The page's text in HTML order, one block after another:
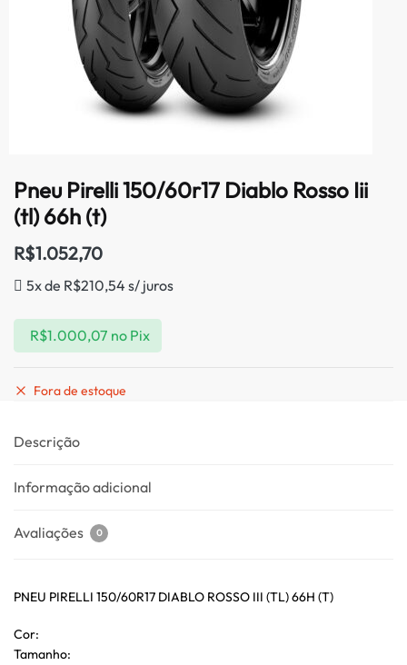
Pneu Pirelli 150/60r17 Diablo Rosso Iii
(tl) 66h (t)
R$1.052,70
5x de R$210,54 s/ juros
R$1.000,07 no Pix
Fora de estoque
Descrição
Informação adicional
Avaliações 0
PNEU PIRELLI 150/60R17 DIABLO ROSSO III (TL) 66H (T)
Cor:
Tamanho: